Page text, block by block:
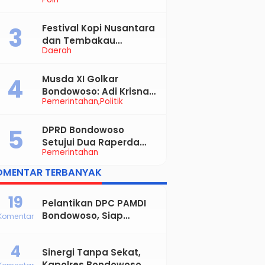
Ayah Kandung
Daerah
Festival Kopi Nusantara
dan Tembakau
Bondowoso Diserbu
Pemerintahan Politik
Musda XI Golkar
Bondowoso: Adi Krisna
Ajak Muhasabah,
Sinergi untuk
Bondowoso Maju
Pemerintahan
DPRD Bondowoso
Setujui Dua Raperda
Strategis, Bupati:
Perkuat Fiskal Daerah
dan Demokrasi Desa
TERBANYAK
Pelantikan DPC PAMDI
Bondowoso, Siap
Seniman
19
Sinergi Tanpa Sekat,
4